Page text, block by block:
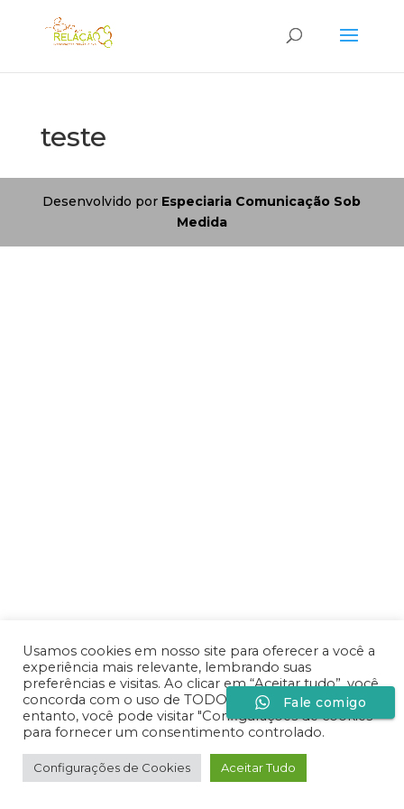
teste
Desenvolvido por Especiaria Comunicação Sob
Medida
Usamos cookies em nosso site para oferecer a você a
experiência mais relevante, lembrando suas
preferências e visitas. Ao clicar em “Aceitar tudo”, você
concorda com o uso de TODOS os cookies. No
entanto, você pode visitar "Configurações de cookies"
para fornecer um consentimento controlado.
Configurações de Cookies Aceitar Tudo
Fale comigo